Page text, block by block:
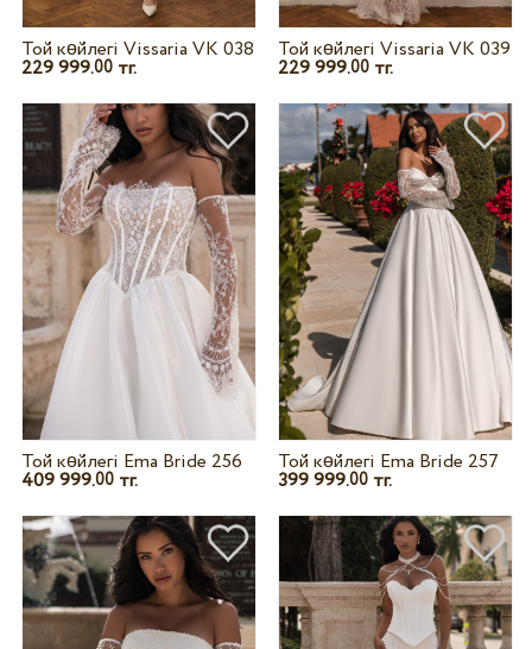
Той көйлегі Vissaria VK 038
229 999.00тг.
Той көйлегі Vissaria VK 039
229 999.00 тг.
Той көйлегі Ema Bride 256
409 999.00тг.
Той көйлегі Ema Bride 257
399 999.00 тг.